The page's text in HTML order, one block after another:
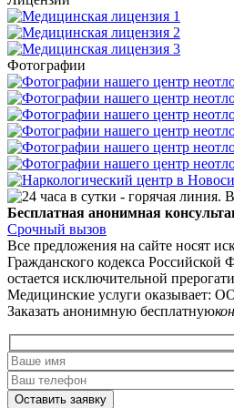
Фотографии
Бесплатная анонимная
Срочный вызов
Все предложения на сайте носят
Гражданского кодекса
остается исключительной
Медицинские услуги оказывает:
Заказать анонимную бесплатную